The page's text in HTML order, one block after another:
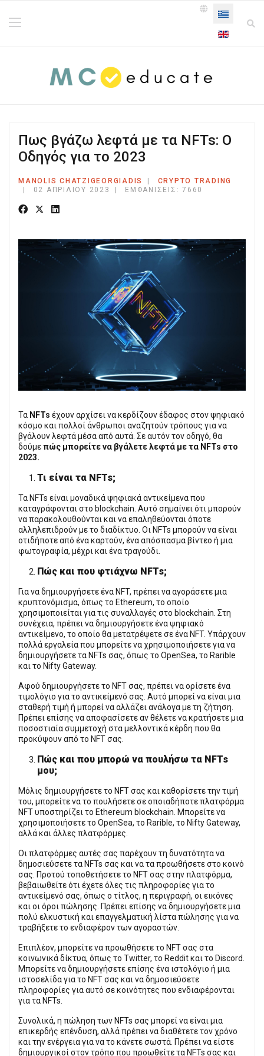
Πως βγάζω λεφτά με τα NFTs: Ο
Οδηγός για το 2023
MANOLIS CHATZIGEORGIADIS
CRYPTO TRADING
02 ΑΠΡΙΛΊΟΥ 2023
ΕΜΦΑΝΊΣΕΙΣ: 7660
Τα NFTs έχουν αρχίσει να κερδίζουν έδαφος στον ψηφιακό
κόσμο και πολλοί άνθρωποι αναζητούν τρόπους για να
βγάλουν λεφτά μέσα από αυτά. Σε αυτόν τον οδηγό, θα
δούμεπώς μπορείτε να βγάλετε λεφτά με τα NFTs στο
2023.
Τι είναι τα NFTs;
Τα NFTs είναι μοναδικά ψηφιακά αντικείμενα που
καταγράφονται στο blockchain. Αυτό σημαίνει ότι μπορούν
να παρακολουθούνται και να επαληθεύονται όποτε
αλληλεπιδρούν με το διαδίκτυο. Οι NFTs μπορούν να είναι
οτιδήποτε από ένα καρτούν, ένα απόσπασμα βίντεο ή μια
φωτογραφία, μέχρι και ένα τραγούδι.
Πώς και που φτιάχνω NFTs;
Για να δημιουργήσετε ένα NFT, πρέπει να αγοράσετε μια
κρυπτονόμισμα, όπως το Ethereum, το οποίο
χρησιμοποιείται για τις συναλλαγές στο blockchain. Στη
συνέχεια, πρέπει να δημιουργήσετε ένα ψηφιακό
αντικείμενο, το οποίο θα μετατρέψετε σε ένα NFT. Υπάρχουν
πολλά εργαλεία που μπορείτε να χρησιμοποιήσετε για να
δημιουργήσετε τα NFTs σας, όπως το OpenSea, το Rarible
και το Nifty Gateway.
Αφού δημιουργήσετε το NFT σας, πρέπει να ορίσετε ένα
τιμολόγιο για το αντικείμενό σας. Αυτό μπορεί να είναι μια
σταθερή τιμή ή μπορεί να αλλάζει ανάλογα με τη ζήτηση.
Πρέπει επίσης να αποφασίσετε αν θέλετε να κρατήσετε μια
ποσοστιαία συμμετοχή στα μελλοντικά κέρδη που θα
προκύψουν από το NFT σας.
Πώς και που μπορώ να πουλήσω τα NFTs
μου;
Μόλις δημιουργήσετε το NFT σας και καθορίσετε την τιμή
του, μπορείτε να το πουλήσετε σε οποιαδήποτε πλατφόρμα
NFT υποστηρίζει το Ethereum blockchain. Μπορείτε να
χρησιμοποιήσετε το OpenSea, το Rarible, το Nifty Gateway,
αλλά και άλλες πλατφόρμες.
Οι πλατφόρμες αυτές σας παρέχουν τη δυνατότητα να
δημοσιεύσετε τα NFTs σας και να τα προωθήσετε στο κοινό
σας. Προτού τοποθετήσετε το NFT σας στην πλατφόρμα,
βεβαιωθείτε ότι έχετε όλες τις πληροφορίες για το
αντικείμενό σας, όπως ο τίτλος, η περιγραφή, οι εικόνες
και οι όροι πώλησης. Πρέπει επίσης να δημιουργήσετε μια
πολύ ελκυστική και επαγγελματική λίστα πώλησης για να
τραβήξετε το ενδιαφέρον των αγοραστών.
Επιπλέον, μπορείτε να προωθήσετε το NFT σας στα
κοινωνικά δίκτυα, όπως το Twitter, το Reddit και το Discord.
Μπορείτε να δημιουργήσετε επίσης ένα ιστολόγιο ή μια
ιστοσελίδα για το NFT σας και να δημοσιεύσετε
πληροφορίες για αυτό σε κοινότητες που ενδιαφέρονται
για τα NFTs.
Συνολικά, η πώληση των NFTs σας μπορεί να είναι μια
επικερδής επένδυση, αλλά πρέπει να διαθέτετε τον χρόνο
και την ενέργεια για να το κάνετε σωστά. Πρέπει να είστε
δημιουργικοί στον τρόπο που προωθείτε τα NFTs σας και